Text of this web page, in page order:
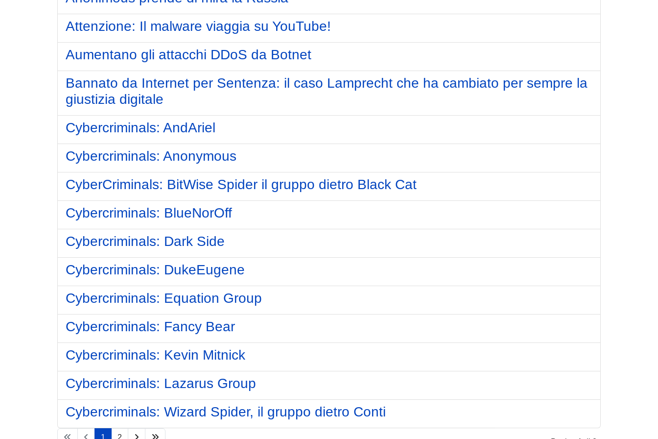
Attenzione: Il malware viaggia su YouTube!
Aumentano gli attacchi DDoS da Botnet
Bannato da Internet per Sentenza: il caso Lamprecht che ha cambiato per sempre la
giustizia digitale
Cybercriminals: AndAriel
Cybercriminals: Anonymous
CyberCriminals: BitWise Spider il gruppo dietro Black Cat
Cybercriminals: BlueNorOff
Cybercriminals: Dark Side
Cybercriminals: DukeEugene
Cybercriminals: Equation Group
Cybercriminals: Fancy Bear
Cybercriminals: Kevin Mitnick
Cybercriminals: Lazarus Group
Cybercriminals: Wizard Spider, il gruppo dietro Conti
1 2